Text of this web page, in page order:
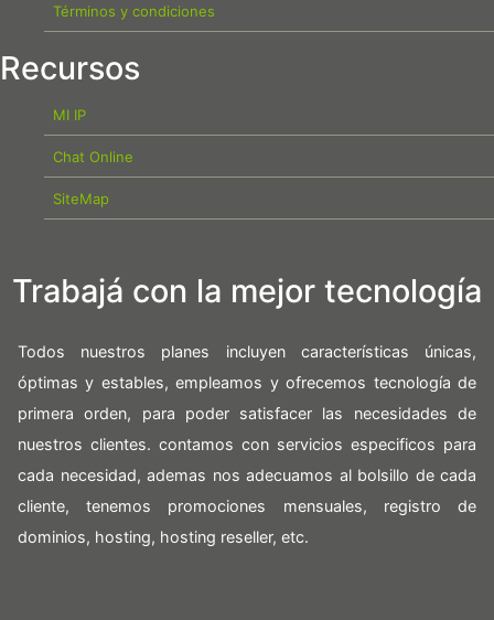
Términos y condiciones
Recursos
MI IP
Chat Online
SiteMap
Trabajá con la mejor tecnología
Todos nuestros planes incluyen características únicas,
óptimas y estables, empleamos y ofrecemos tecnología de
primera orden, para poder satisfacer las necesidades de
nuestros clientes. contamos con servicios especificos para
cada necesidad, ademas nos adecuamos al bolsillo de cada
cliente, tenemos promociones mensuales, registro de
dominios, hosting, hosting reseller, etc.